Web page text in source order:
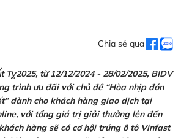
Chia sẻ qua
Tỵ2025, từ 12/12/2024 - 28/02/2025, BIDV
trình ưu đãi với chủ đề “Hòa nhịp đón
dành cho khách hàng giao dịch tại
với tổng giá trị giải thưởng lên đến
hàng sẽ có cơ hội trúng ô tô Vinfast